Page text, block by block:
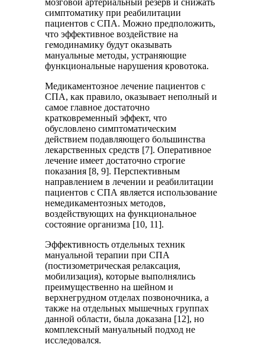
симптоматику при реабилитации
пациентов с СПА. Можно предположить,
что эффективное воздействие на
гемодинамику будут оказывать
мануальные методы, устраняющие
функциональные нарушения кровотока.
Медикаментозное лечение пациентов с
СПА, как правило, оказывает неполный и
самое главное достаточно
кратковременный эффект, что
обусловлено симптоматическим
действием подавляющего большинства
лекарственных средств [7]. Оперативное
лечение имеет достаточно строгие
показания [8, 9]. Перспективным
направлением в лечении и реабилитации
пациентов с СПА является использование
немедикаментозных методов,
воздействующих на функциональное
состояние организма [10, 11].
Эффективность отдельных техник
мануальной терапии при СПА
(постизометрическая релаксация,
мобилизация), которые выполнялись
преимущественно на шейном и
верхнегрудном отделах позвоночника, а
также на отдельных мышечных группах
данной области, была доказана [12], но
комплексный мануальный подход не
исследовался.